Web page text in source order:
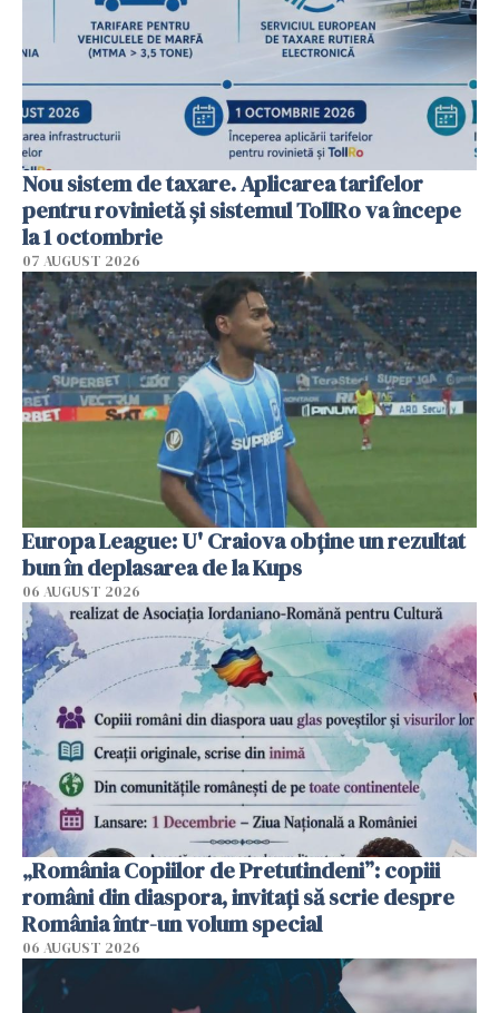
Nou sistem de taxare. Aplicarea tarifelor
pentru rovinietă şi sistemul TollRo va începe
la 1 octombrie
07 AUGUST 2026
Europa League: U' Craiova obține un rezultat
bun în deplasarea de la Kups
06 AUGUST 2026
„România Copiilor de Pretutindeni”: copiii
români din diaspora, invitați să scrie despre
România într-un volum special
06 AUGUST 2026